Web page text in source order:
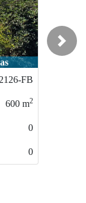
2372-FB
83m
Next